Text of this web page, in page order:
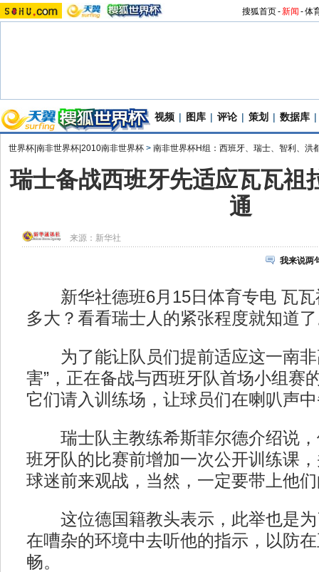
搜狐首页-新闻 -体
视频 | 图库 | 评论 | 策划 | 数据库 |
世界杯|南非世界杯|2010南非世界杯 > 南非世界杯H组：西班牙、瑞士、智利、洪
瑞士备战西班牙先适应瓦瓦祖
通
来源： 新华社
我来说两
新华社德班6月15日体育专电 瓦瓦
多大？看看瑞士人的紧张程度就知道
为了能让队员们提前适应这一南非
害”，正在备战与西班牙队首场小组赛
它们请入训练场，让球员们在喇叭声
瑞士队主教练希斯菲尔德介绍说，
班牙队的比赛前增加一次公开训练课
球迷前来观战，当然，一定要带上他
这位德国籍教头表示，此举也是为
在嘈杂的环境中去听他的指示，以防
畅。